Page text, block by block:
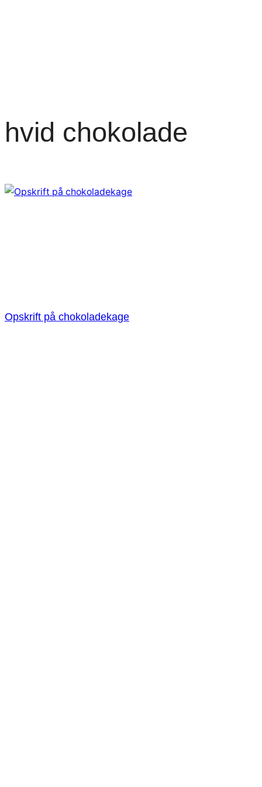
hvid chokolade
Opskrift på chokoladekage